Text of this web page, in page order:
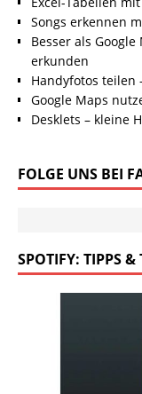
Songs erkennen
Besser als
erkunden
Handyfotos teilen
Google Maps
Desklets – kleine
FOLGE UNS BEI
SPOTIFY: TIPPS &